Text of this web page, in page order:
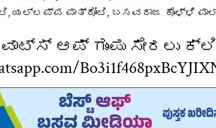
ಯಲ್ಲಪ್ಪ ಪಾತ್ರೋಟಿ, ಬಸವರಾಜ ಕೊಳ್ಳಿ
ಆಪ್ ಗುಂಪು ಸೇರಲು